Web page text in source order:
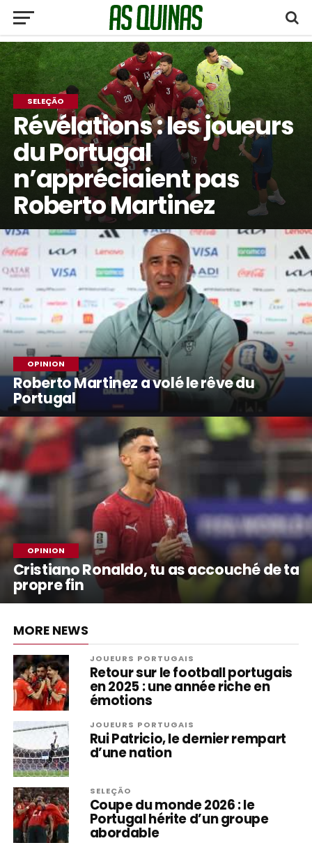
SELEÇÃO
Révélations : les joueurs
du Portugal
n’appréciaient pas
Roberto Martinez
OPINION
Roberto Martinez a volé le rêve du
Portugal
OPINION
Cristiano Ronaldo, tu as accouché de ta
propre fin
MORE NEWS
JOUEURS PORTUGAIS
Retour sur le football portugais
en 2025 : une année riche en
émotions
JOUEURS PORTUGAIS
Rui Patricio, le dernier rempart
d’une nation
SELEÇÃO
Coupe du monde 2026 : le
Portugal hérite d’un groupe
abordable